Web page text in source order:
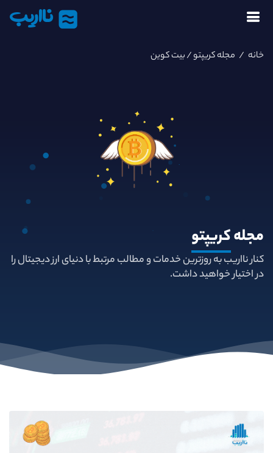
نااریب
خانه / مجله کریپتو/ بیت کوین
مجلهکریپتو
کنار نااریب به روزترین خدمات و مطالب مرتبط با دنیای ارز دیجیتال را
در اختیار خواهید داشت.